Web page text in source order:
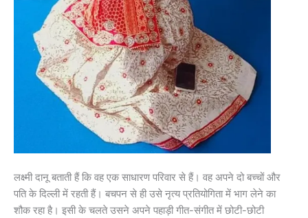
लक्ष्मी दानू बताती हैं कि वह एक साधारण परिवार से हैं। वह अपने दो बच्चों और
पति के दिल्ली में रहती हैं। बचपन से ही उसे नृत्य प्रतियोगिता में भाग लेने का
शौक रहा है। इसी के चलते उसने अपने पहाड़ी गीत-संगीत में छोटी-छोटी